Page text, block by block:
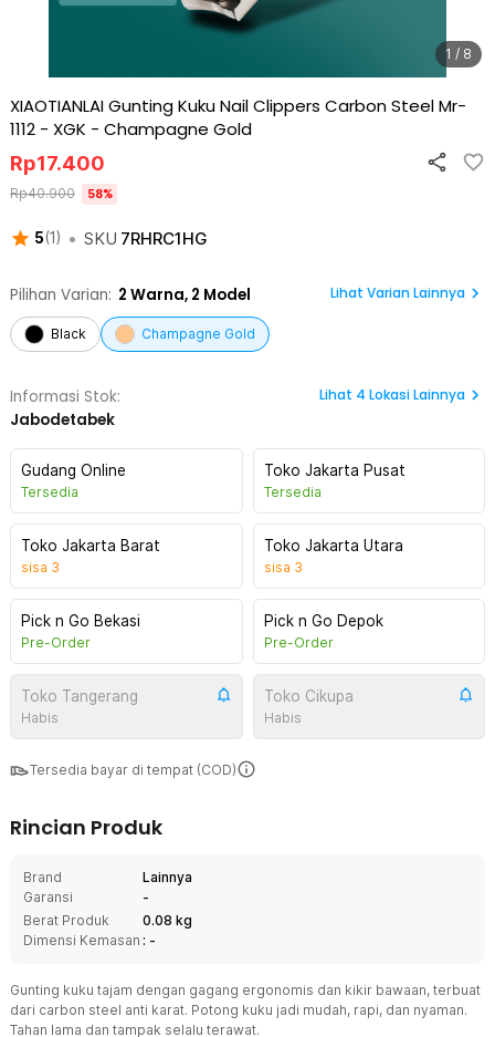
1 / 8
XIAOTIANLAI Gunting Kuku Nail Clippers Carbon Steel Mr-
1112 - XGK - Champagne Gold
5(1 ) • SKU 7RHRC1HG
Rp17.400
Rp40.900 58%
Pilihan Varian: 2 Warna, 2 Model Lihat Varian Lainnya
Black Champagne Gold
Informasi Stok:
Jabodetabek
Lihat 4 Lokasi Lainnya
Gudang Online
Tersedia
Toko Jakarta Pusat
Tersedia
Toko Jakarta Barat
sisa 3
Toko Jakarta Utara
sisa 3
Pick n Go Bekasi
Pre-Order
Pick n Go Depok
Pre-Order
Toko Tangerang
Habis
Toko Cikupa
Habis
Tersedia bayar di tempat (COD)
Rincian Produk
Brand
Lainnya
Garansi
-
Berat Produk
0.08 kg
Dimensi Kemasan : -
Gunting kuku tajam dengan gagang ergonomis dan kikir bawaan, terbuat
dari carbon steel anti karat. Potong kuku jadi mudah, rapi, dan nyaman.
Tahan lama dan tampak selalu terawat.